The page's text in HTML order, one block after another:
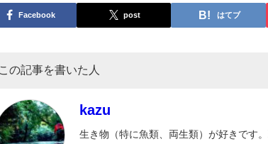
Facebook post はてブ
この記事を書いた人
kazu
生き物（特に魚類、両生類）が好きです